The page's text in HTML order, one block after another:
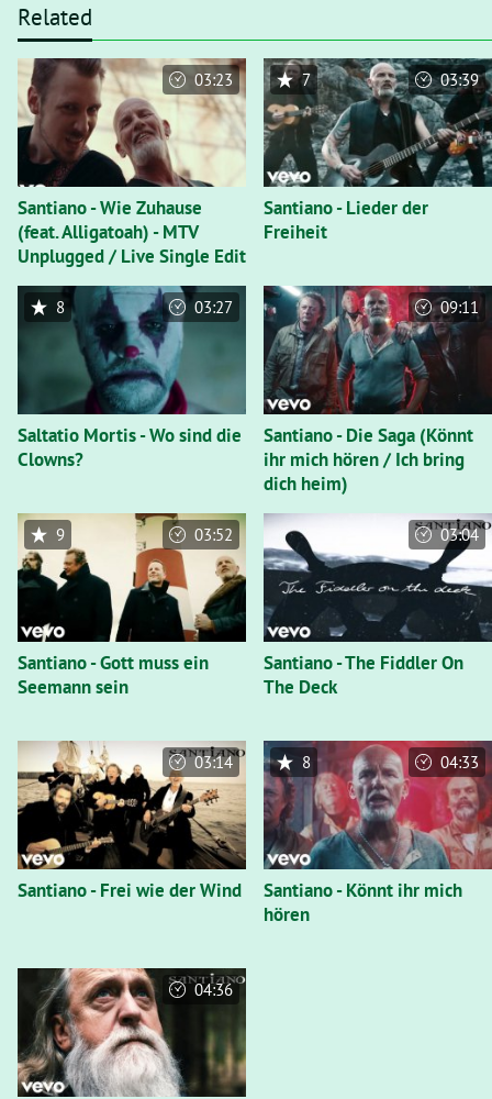
Related
Santiano - Wie Zuhause
(feat. Alligatoah) - MTV
Unplugged / Live Single Edit
03:23
Santiano - Lieder der
Freiheit
7 03:39
Saltatio Mortis - Wo sind die
Clowns?
8 03:27
Santiano - Die Saga (Könnt
ihr mich hören / Ich bring
dich heim)
09:11
Santiano - Gott muss ein
Seemann sein
9 03:52
Santiano - The Fiddler On
The Deck
03:04
Santiano - Frei wie der Wind
03:14
Santiano - Könnt ihr mich
hören
8 04:33
04:36